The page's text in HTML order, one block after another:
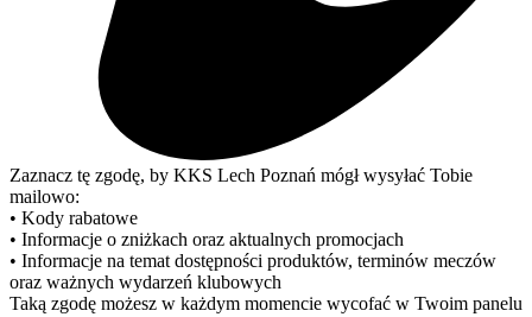
Zaznacz tę zgodę, by KKS Lech Poznań mógł wysyłać Tobie
mailowo:
• Kody rabatowe
• Informacje o zniżkach oraz aktualnych promocjach
• Informacje na temat dostępności produktów, terminów meczów
oraz ważnych wydarzeń klubowych
Taką zgodę możesz w każdym momencie wycofać w Twoim panelu